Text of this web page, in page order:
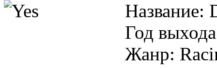
Название:
Год
Жанр: